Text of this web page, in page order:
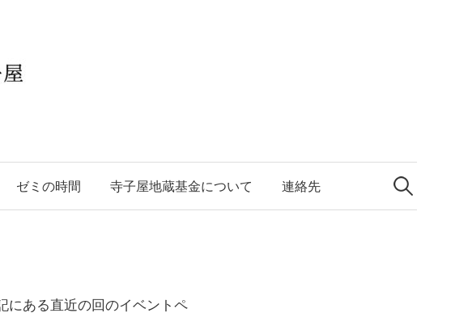
ゼミの時間 寺子屋地蔵基金について 連絡先
検
索:
にある直近の回のイベントペ